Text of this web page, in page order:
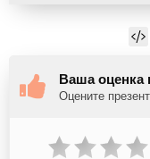
Ваша оценка
Оцените